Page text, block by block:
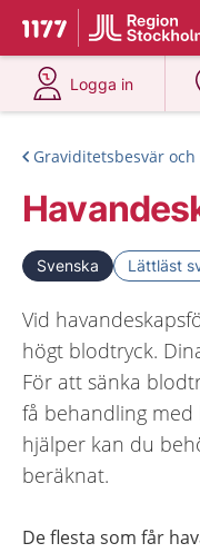
Till startsidan för
Du har valt
Logga in
på 1177.se
Graviditetsbesvär
Svenska Lättläst
Vid
högt blodtryck.
För att sänka
få behandling
hjälper kan du
beräknat.
De flesta som får